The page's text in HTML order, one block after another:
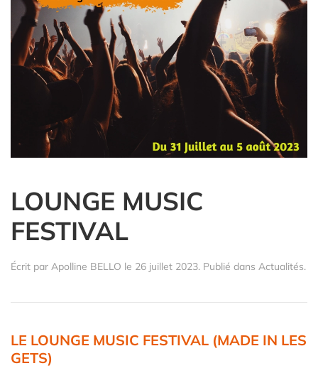
LOUNGE MUSIC
FESTIVAL
Écrit par Apolline BELLO le 26 juillet 2023. Publié dans Actualités.
LE LOUNGE MUSIC FESTIVAL (MADE IN LES
GETS)